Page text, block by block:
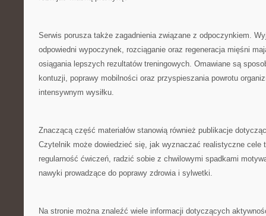
Serwis porusza także zagadnienia związane z odpoczynkiem.
odpowiedni wypoczynek, rozciąganie oraz regeneracja mięśni
osiągania lepszych rezultatów treningowych. Omawiane są
kontuzji, poprawy mobilności oraz przyspieszania powrotu
intensywnym wysiłku.
Znaczącą część materiałów stanowią również publikacje
Czytelnik może dowiedzieć się, jak wyznaczać realistyczne cele
regularność ćwiczeń, radzić sobie z chwilowymi spadkami
nawyki prowadzące do poprawy zdrowia i sylwetki.
Na stronie można znaleźć wiele informacji dotyczących